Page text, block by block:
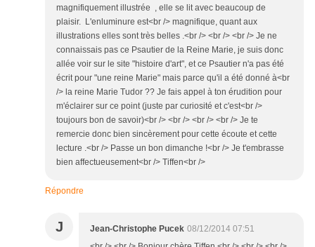
magnifiquement illustrée , elle se lit avec beaucoup de
plaisir. L'enluminure est<br /> magnifique, quant aux
illustrations elles sont très belles .<br /> <br /> <br /> Je ne
connaissais pas ce Psautier de la Reine Marie, je suis donc
allée voir sur le site "histoire d'art", et ce Psautier n'a pas été
écrit pour "une reine Marie" mais parce qu'il a été donné à<br
/> la reine Marie Tudor ?? Je fais appel à ton érudition pour
m'éclairer sur ce point (juste par curiosité et c'est<br />
toujours bon de savoir)<br /> <br /> <br /> <br /> Je te
remercie donc bien sincèrement pour cette écoute et cette
lecture .<br /> Passe un bon dimanche !<br /> Je t'embrasse
bien affectueusement<br /> Tiffen<br />
Répondre
J Jean-Christophe Pucek 08/12/2014 07:51